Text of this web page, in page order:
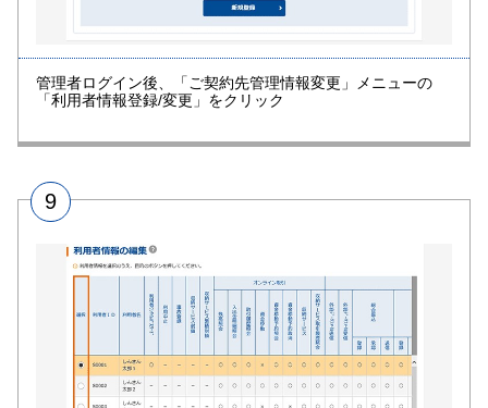
管理者ログイン後、「ご契約先管理情報変更」メニューの
「利用者情報登録/変更」をクリック
9